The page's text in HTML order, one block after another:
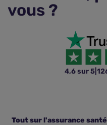
vous ?
4,6 sur 5
Tout sur l'assurance santé